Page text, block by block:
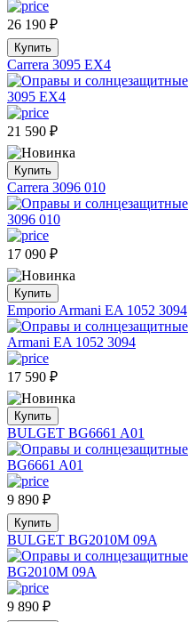
26 190 ₽
Купить
Carrera 3095 EX4
21 590 ₽
Купить
Carrera 3096 010
17 090 ₽
Купить
Emporio Armani EA 1052 3094
17 590 ₽
Купить
BULGET BG6661 A01
9 890 ₽
Купить
BULGET BG2010M 09A
9 890 ₽